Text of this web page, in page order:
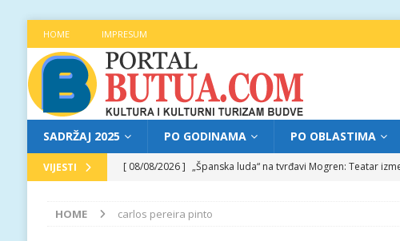
HOME IMPRESUM
SADRŽAJ 2025 PO GODINAMA PO OBLASTIMA
VIJESTI [ 08/08/2026 ] „Španska luda“ na tvrđavi Mogren: Teatar
[ 07/08/2026 ] Trg pjesnika ugostio Mihajla Pantića:
HOME carlos pereira pinto